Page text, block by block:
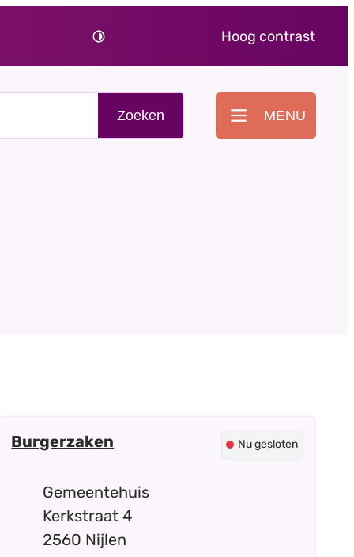
Hoog contrast
Zoeken MENU
Contact
Burgerzaken Nu gesloten
AdresGemeentehuis
Kerkstraat 4
,2560 Nijlen